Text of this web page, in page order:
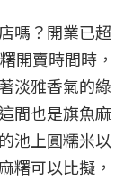
嗎？開業已超
開賣時間時，
淡雅香氣的綠
間也是旗魚麻
池上圓糯米以
糬可以比擬，